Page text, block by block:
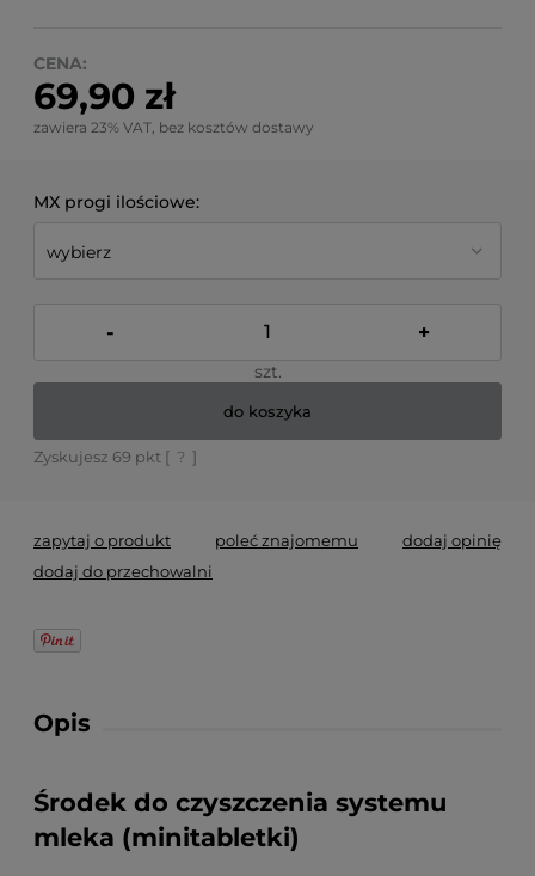
CENA:
69,90 zł
zawiera 23% VAT, bez kosztów dostawy
MX progi ilościowe:
- +
szt.
do koszyka
Zyskujesz 69 pkt [ ? ]
zapytaj o produkt poleć znajomemu
dodaj opinię
dodaj do przechowalni
Opis
Środek do czyszczenia systemu
mleka (minitabletki)